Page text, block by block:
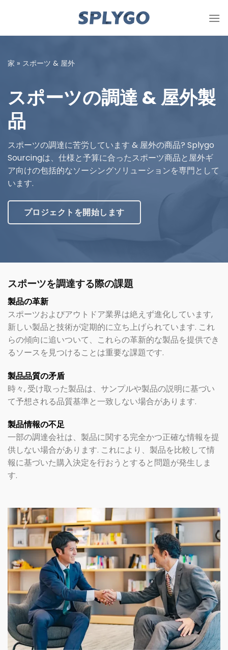
家 » スポーツ & 屋外
スポーツの調達 & 屋外製
品
スポーツの調達に苦労しています & 屋外の商品? Splygo
Sourcingは、仕様と予算に合ったスポーツ商品と屋外ギ
ア向けの包括的なソーシングソリューションを専門として
います.
プロジェクトを開始します
スポーツを調達する際の課題
製品の革新
スポーツおよびアウトドア業界は絶えず進化しています,
新しい製品と技術が定期的に立ち上げられています. これ
らの傾向に追いついて、これらの革新的な製品を提供でき
るソースを見つけることは重要な課題です.
製品品質の矛盾
時々, 受け取った製品は、サンプルや製品の説明に基づい
て予想される品質基準と一致しない場合があります.
製品情報の不足
一部の調達会社は、製品に関する完全かつ正確な情報を提
供しない場合があります. これにより、製品を比較して情
報に基づいた購入決定を行おうとすると問題が発生しま
す.